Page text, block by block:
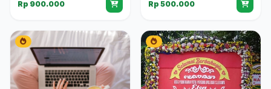
Rp 900.000
Rp 500.000